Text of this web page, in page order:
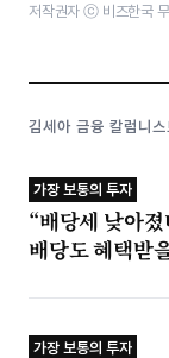
저작권자 ⓒ 비즈한국
김세아 금융 칼럼니
가장 보통의 투자
“배당세 낮아
배당도 혜택받
가장 보통의 투자